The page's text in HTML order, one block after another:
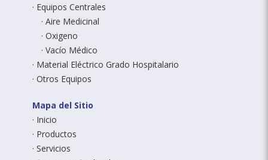
Equipos Centrales
Aire Medicinal
Oxigeno
Vacío Médico
Material Eléctrico Grado Hospitalario
Otros Equipos
Mapa del Sitio
Inicio
Productos
Servicios